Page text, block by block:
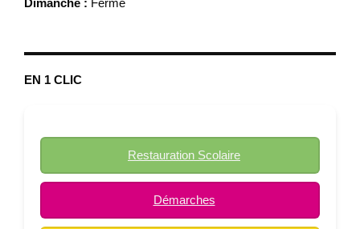
EN 1 CLIC
Restauration Scolaire
Démarches